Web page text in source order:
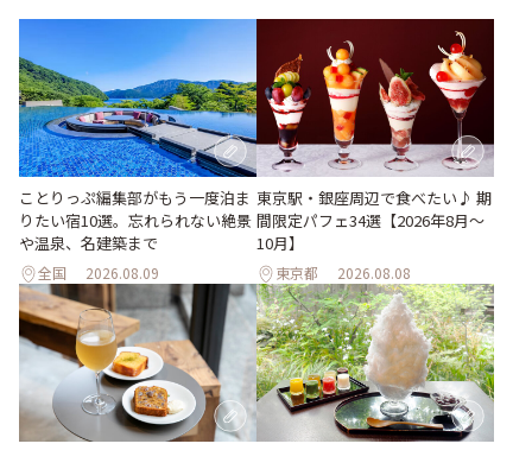
ことりっぷ編集部がもう一度泊ま
りたい宿10選。忘れられない絶景
や温泉、名建築まで
全国 2026.08.09
東京駅・銀座周辺で食べたい♪ 期
間限定パフェ34選【2026年8月～
10月】
東京都 2026.08.08